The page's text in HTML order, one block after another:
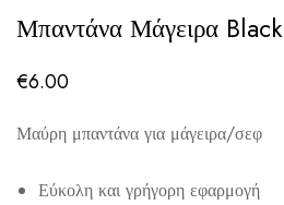
Μπαντάνα Μάγειρα Black
€6.00
Μαύρη μπαντάνα για μάγειρα/σεφ
Εύκολη και γρήγορη εφαρμογή